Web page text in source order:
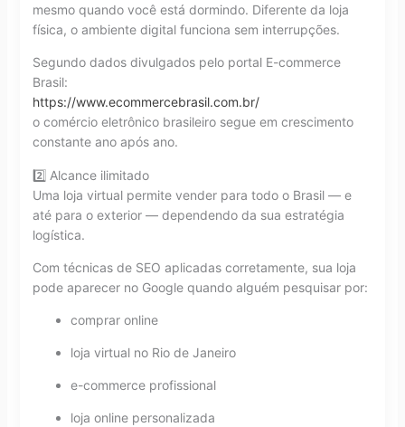
mesmo quando você está dormindo. Diferente da loja
física, o ambiente digital funciona sem interrupções.
Segundo dados divulgados pelo portal E-commerce
Brasil:
https://www.ecommercebrasil.com.br/
o comércio eletrônico brasileiro segue em crescimento
constante ano após ano.
2️⃣ Alcance ilimitado
Uma loja virtual permite vender para todo o Brasil — e
até para o exterior — dependendo da sua estratégia
logística.
Com técnicas de SEO aplicadas corretamente, sua loja
pode aparecer no Google quando alguém pesquisar por:
comprar online
loja virtual no Rio de Janeiro
e-commerce profissional
loja online personalizada